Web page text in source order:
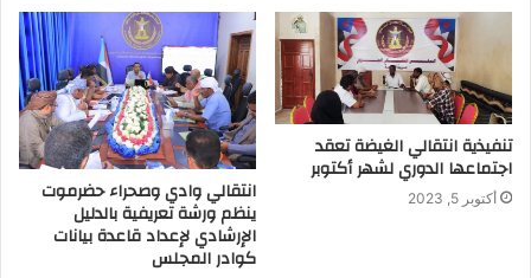
تنفيذية انتقالي الغيضة تعقد
اجتماعها الدوري لشهر أكتوبر
أكتوبر 5, 2023 انتقالي وادي وصحراء حضرموت
ينظم ورشة تعريفية بالدليل
الإرشادي لإعداد قاعدة بيانات
كوادر المجلس